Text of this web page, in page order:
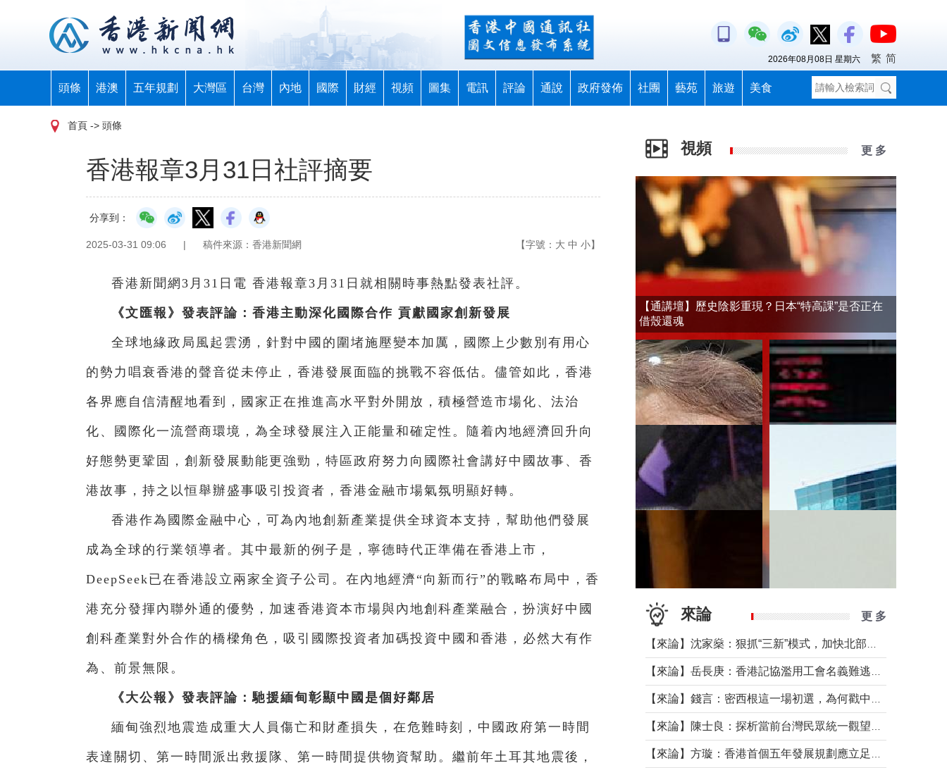
頭條 港澳 五年規劃 大灣區 台灣 內地 國際 財經 視頻 圖集 電訊 評論 通說 政府發佈 社團 藝苑 旅遊 美食
2026年08月08日 星期六 繁 简
首頁 -> 頭條
香港報章3月31日社評摘要
分享到：
2025-03-31 09:06 | 稿件來源：香港新聞網 【字號： 大 中 小】
香港新聞網3月31日電 香港報章3月31日就相關時事熱點發表社評。
《文匯報》發表評論：香港主動深化國際合作 貢獻國家創新發展
全球地緣政局風起雲湧，針對中國的圍堵施壓變本加厲，國際上少數別有用心
的勢力唱衰香港的聲音從未停止，香港發展面臨的挑戰不容低估。儘管如此，香港
各界應自信清醒地看到，國家正在推進高水平對外開放，積極營造市場化、法治
化、國際化一流營商環境，為全球發展注入正能量和確定性。隨着內地經濟回升向
好態勢更鞏固，創新發展動能更強勁，特區政府努力向國際社會講好中國故事、香
港故事，持之以恒舉辦盛事吸引投資者，香港金融市場氣氛明顯好轉。
香港作為國際金融中心，可為內地創新產業提供全球資本支持，幫助他們發展
成為全球的行業領導者。其中最新的例子是，寧德時代正準備在香港上市，
DeepSeek已在香港設立兩家全資子公司。在內地經濟“向新而行”的戰略布局中，香
港充分發揮內聯外通的優勢，加速香港資本市場與內地創科產業融合，扮演好中國
創科產業對外合作的橋樑角色，吸引國際投資者加碼投資中國和香港，必然大有作
為、前景無限。
《大公報》發表評論：馳援緬甸彰顯中國是個好鄰居
緬甸強烈地震造成重大人員傷亡和財產損失，在危難時刻，中國政府第一時間
表達關切、第一時間派出救援隊、第一時間提供物資幫助。繼前年土耳其地震後，
視頻 更 多
【通講壇】歷史陰影重現？日本“特高課”是否正在
借殼還魂
來論 更 多